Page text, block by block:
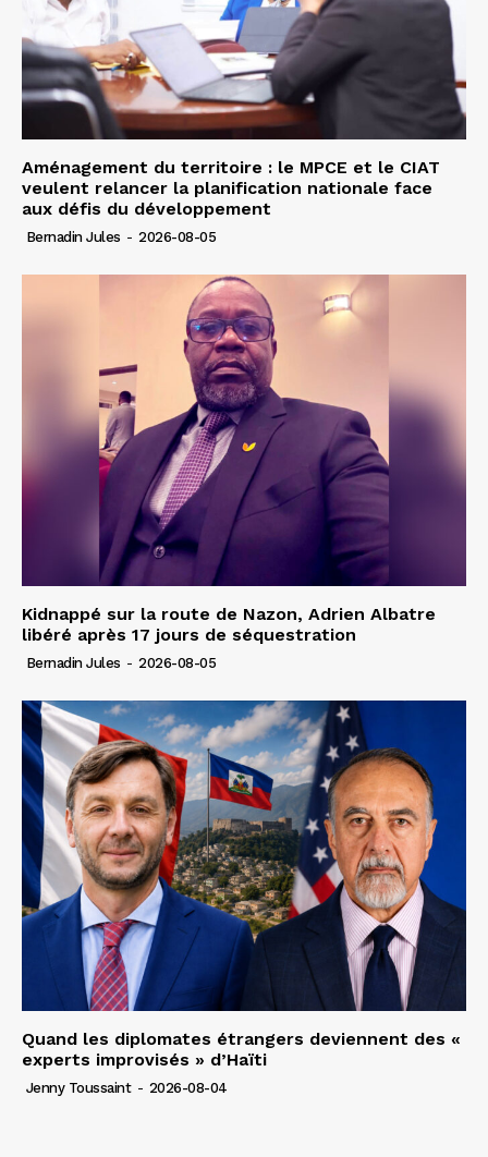
Aménagement du territoire : le MPCE et le CIAT
veulent relancer la planification nationale face
aux défis du développement
Bernadin Jules - 2026-08-05
Kidnappé sur la route de Nazon, Adrien Albatre
libéré après 17 jours de séquestration
Bernadin Jules - 2026-08-05
Quand les diplomates étrangers deviennent des «
experts improvisés » d’Haïti
Jenny Toussaint - 2026-08-04